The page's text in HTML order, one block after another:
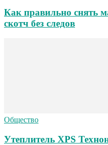
Как правильно снять
скотч без следов
Общество
Утеплитель XPS